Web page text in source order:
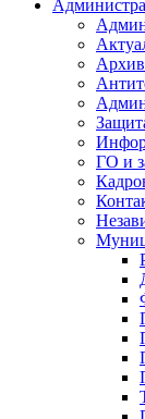
ГО и